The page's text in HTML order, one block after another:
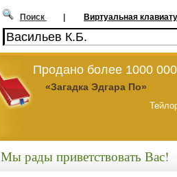
Поиск | Виртуальная
Продано более 1000 000
«Загадка Эдгара По»
Мы рады приветствовать Вас!